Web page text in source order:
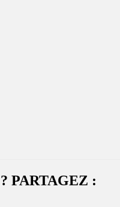
PARTAGEZ :